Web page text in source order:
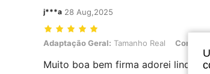
j***a 28 Aug,2025
Adaptação Geral: Tamanho Real, Cor: Branco,
Adaptação Geral: Tamanho Real Cor:
Muito boa bem firma adorei lindo a